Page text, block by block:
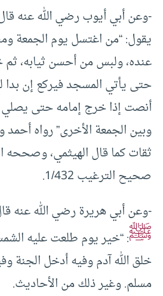
-وعن أبي أيوب رضي الله عنه
يقول: “من اغتسل يوم
عنده، ولبس من أحسن ثيابه،
حتى يأتي المسجد فيركع إن بدا
أنصت إذا خرج إمامه حتى يصلي
وبين الجمعة الأخرى” رواه أحمد
ثقات كما قال الهيثمي، وصححه
صحيح الترغيب 1/432.
-وعن أبي هريرة رضي الله عنه
ﷺ: “خير يوم طلعت عليه
خلق الله آدم وفيه أدخل الجنة
مسلم. وغير ذلك من الأحاديث.